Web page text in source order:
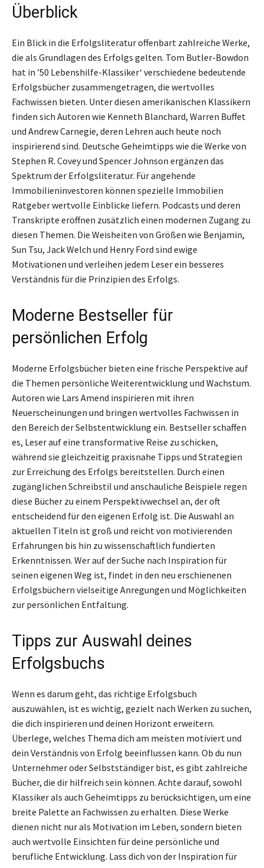
Überblick
Ein Blick in die Erfolgsliteratur offenbart zahlreiche Werke,
die als Grundlagen des Erfolgs gelten. Tom Butler-Bowdon
hat in ’50 Lebenshilfe-Klassiker‘ verschiedene bedeutende
Erfolgsbücher zusammengetragen, die wertvolles
Fachwissen bieten. Unter diesen amerikanischen Klassikern
finden sich Autoren wie Kenneth Blanchard, Warren Buffet
und Andrew Carnegie, deren Lehren auch heute noch
inspirierend sind. Deutsche Geheimtipps wie die Werke von
Stephen R. Covey und Spencer Johnson ergänzen das
Spektrum der Erfolgsliteratur. Für angehende
Immobilieninvestoren können spezielle Immobilien
Ratgeber wertvolle Einblicke liefern. Podcasts und deren
Transkripte eröffnen zusätzlich einen modernen Zugang zu
diesen Themen. Die Weisheiten von Größen wie Benjamin,
Sun Tsu, Jack Welch und Henry Ford sind ewige
Motivationen und verleihen jedem Leser ein besseres
Verständnis für die Prinzipien des Erfolgs.
Moderne Bestseller für
persönlichen Erfolg
Moderne Erfolgsbücher bieten eine frische Perspektive auf
die Themen persönliche Weiterentwicklung und Wachstum.
Autoren wie Lars Amend inspirieren mit ihren
Neuerscheinungen und bringen wertvolles Fachwissen in
den Bereich der Selbstentwicklung ein. Bestseller schaffen
es, Leser auf eine transformative Reise zu schicken,
während sie gleichzeitig praxisnahe Tipps und Strategien
zur Erreichung des Erfolgs bereitstellen. Durch einen
zugänglichen Schreibstil und anschauliche Beispiele regen
diese Bücher zu einem Perspektivwechsel an, der oft
entscheidend für den eigenen Erfolg ist. Die Auswahl an
aktuellen Titeln ist groß und reicht von motivierenden
Erfahrungen bis hin zu wissenschaftlich fundierten
Erkenntnissen. Wer auf der Suche nach Inspiration für
seinen eigenen Weg ist, findet in den neu erschienenen
Erfolgsbüchern vielseitige Anregungen und Möglichkeiten
zur persönlichen Entfaltung.
Tipps zur Auswahl deines
Erfolgsbuchs
Wenn es darum geht, das richtige Erfolgsbuch
auszuwählen, ist es wichtig, gezielt nach Werken zu suchen,
die dich inspirieren und deinen Horizont erweitern.
Überlege, welches Thema dich am meisten motiviert und
dein Verständnis von Erfolg beeinflussen kann. Ob du nun
Unternehmer oder Selbstständiger bist, es gibt zahlreiche
Bücher, die dir hilfreich sein können. Achte darauf, sowohl
Klassiker als auch Geheimtipps zu berücksichtigen, um eine
breite Palette an Fachwissen zu erhalten. Diese Werke
dienen nicht nur als Motivation im Leben, sondern bieten
auch wertvolle Einsichten für deine persönliche und
berufliche Entwicklung. Lass dich von der Inspiration für